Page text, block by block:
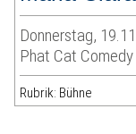
Donnerstag,
Phat Cat
Rubrik: Bühne